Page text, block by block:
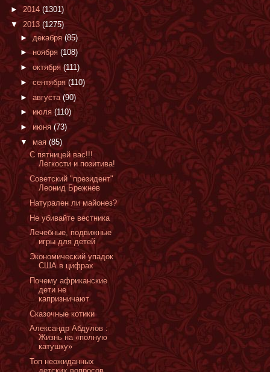
►2014 (1301)
▼ 2013 (1275)
►декабря (85)
► ноября (108)
► октября(111)
► сентября (110)
► августа(90)
► июля (110)
► июня(73)
▼ мая (85)
С пятницей вас!!!
Легкости и позитива!
Cоветский "президент"
Леонид Брежнев
Натурален ли майонез?
Не убивайте вестника
Лечебные, подвижные
игры для детей
Экономический упадок
США в цифрах
Почему африканские
дети не
капризничают
Сказочные котики
Александр Абдулов :
Жизнь на «полную
катушку»
Топ неожиданных